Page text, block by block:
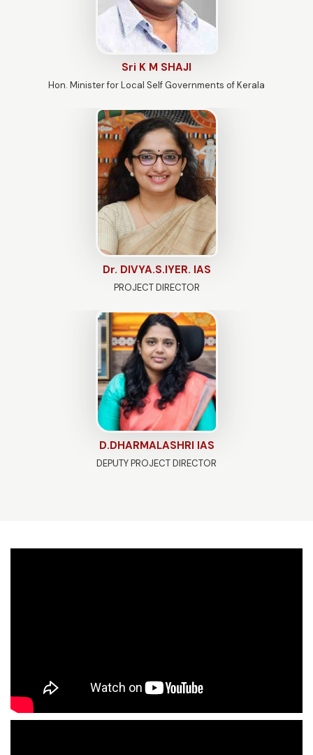
Sri K M SHAJI
Hon. Minister for Local Self Governments of Kerala
Dr. DIVYA.S.IYER. IAS
PROJECT DIRECTOR
D.DHARMALASHRI IAS
DEPUTY PROJECT DIRECTOR